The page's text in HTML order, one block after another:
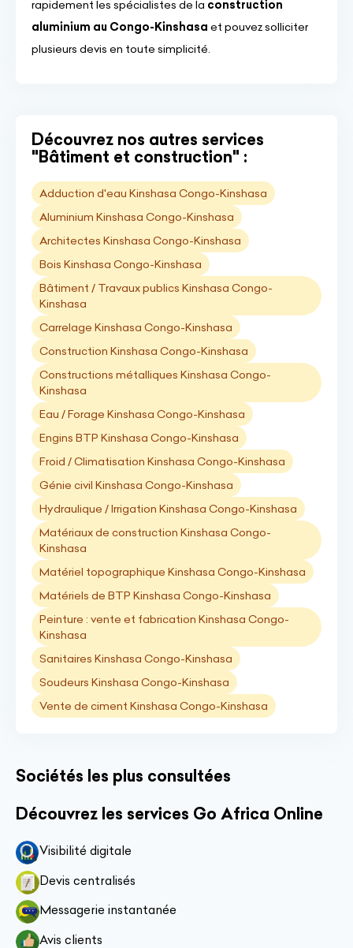
rapidement les spécialistes de la construction
aluminium au Congo-Kinshasa et pouvez solliciter
plusieurs devis en toute simplicité.
Découvrez nos autres services
"Bâtiment et construction" :
Adduction d'eau Kinshasa Congo-Kinshasa
Aluminium Kinshasa Congo-Kinshasa
Architectes Kinshasa Congo-Kinshasa
Bois Kinshasa Congo-Kinshasa
Bâtiment / Travaux publics Kinshasa Congo-
Kinshasa
Carrelage Kinshasa Congo-Kinshasa
Construction Kinshasa Congo-Kinshasa
Constructions métalliques Kinshasa Congo-
Kinshasa
Eau / Forage Kinshasa Congo-Kinshasa
Engins BTP Kinshasa Congo-Kinshasa
Froid / Climatisation Kinshasa Congo-Kinshasa
Génie civil Kinshasa Congo-Kinshasa
Hydraulique / Irrigation Kinshasa Congo-Kinshasa
Matériaux de construction Kinshasa Congo-
Kinshasa
Matériel topographique Kinshasa Congo-Kinshasa
Matériels de BTP Kinshasa Congo-Kinshasa
Peinture : vente et fabrication Kinshasa Congo-
Kinshasa
Sanitaires Kinshasa Congo-Kinshasa
Soudeurs Kinshasa Congo-Kinshasa
Vente de ciment Kinshasa Congo-Kinshasa
Sociétés les plus consultées
Découvrez les services Go Africa Online
Visibilité digitale
Devis centralisés
Messagerie instantanée
Avis clients